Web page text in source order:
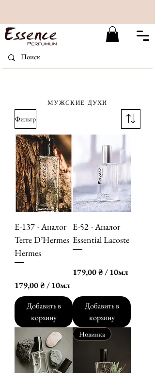
Фильтр
Е-137 - Аналог
Terre D’Hermes
Hermes
179,00 ₴/10мл
1
7
9
,
0
₴
Добавить в
корзину
E-52 - Аналог
Essential Lacoste
179,00 ₴/10мл
9
0
0
Добавить в
корзину
Новинка
МУЖСКИЕ ДУХИ